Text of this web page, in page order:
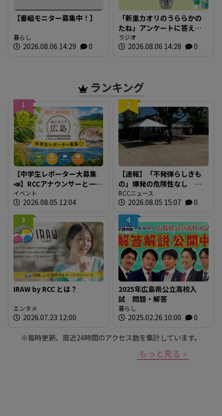
【番組モニター募集中！】
暮らし
2026.08.06 14:29 0
「新里カオリのうららかの
たね」アンケートに答えて
プレゼントを当てよう！
ラジオ
2026.08.06 14:28 0
ランキング
1
【中学生レポーター大募集
📣】RCCアナウンサーと一緒
に「広島の食」の現場を取
材しよう！
イベント
2026.08.05 12:04
2
【速報】「不発弾らしきも
の」爆発の危険性なし シ
ロアリ駆除中の床下から約
30cmの円錐形 警察と自衛
隊が危険性など確認 広
島・安芸区
RCCニュース
2026.08.05 15:07
0
3
IRAW by RCC とは？
エンタメ
2026.07.23 12:00
4
2025年広島県公立高校入
試 問題・解答
暮らし
2025.02.26 10:00 0
※毎時更新、直近24時間のアクセス数を集計しています。
もっと見る »